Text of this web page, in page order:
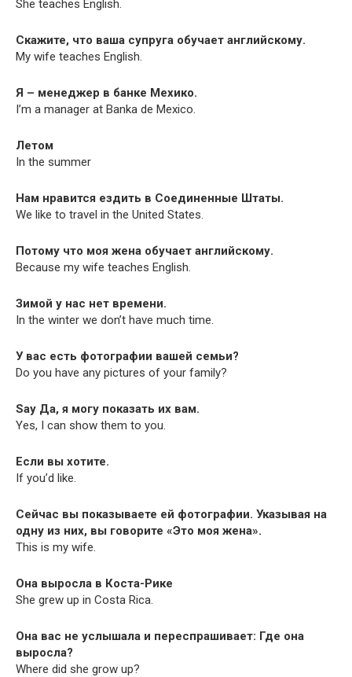
She teach­es English.
Скажите, что ваша супруга обучает английскому.
My wife teach­es English.
Я – менеджер в банке Мехико.
I’m a man­ag­er at Ban­ka de Mexico.
Летом
In the summer
Нам нравится ездить в Соединенные Штаты.
We like to trav­el in the Unit­ed States.
Потому что моя жена обучает английскому.
Because my wife teach­es English.
Зимой у нас нет времени.
In the win­ter we don’t have much time.
У вас есть фотографии вашей семьи?
Do you have any pic­tures of your family?
Say Да, я могу показать их вам.
Yes, I can show them to you.
Если вы хотите.
If you’d like.
Сейчас вы показываете ей фотографии. Указывая на
одну из них, вы говорите «Это моя жена».
This is my wife.
Она выросла в Коста-Рике
She grew up in Cos­ta Rica.
Она вас не услышала и переспрашивает: Где она
выросла?
Where did she grow up?